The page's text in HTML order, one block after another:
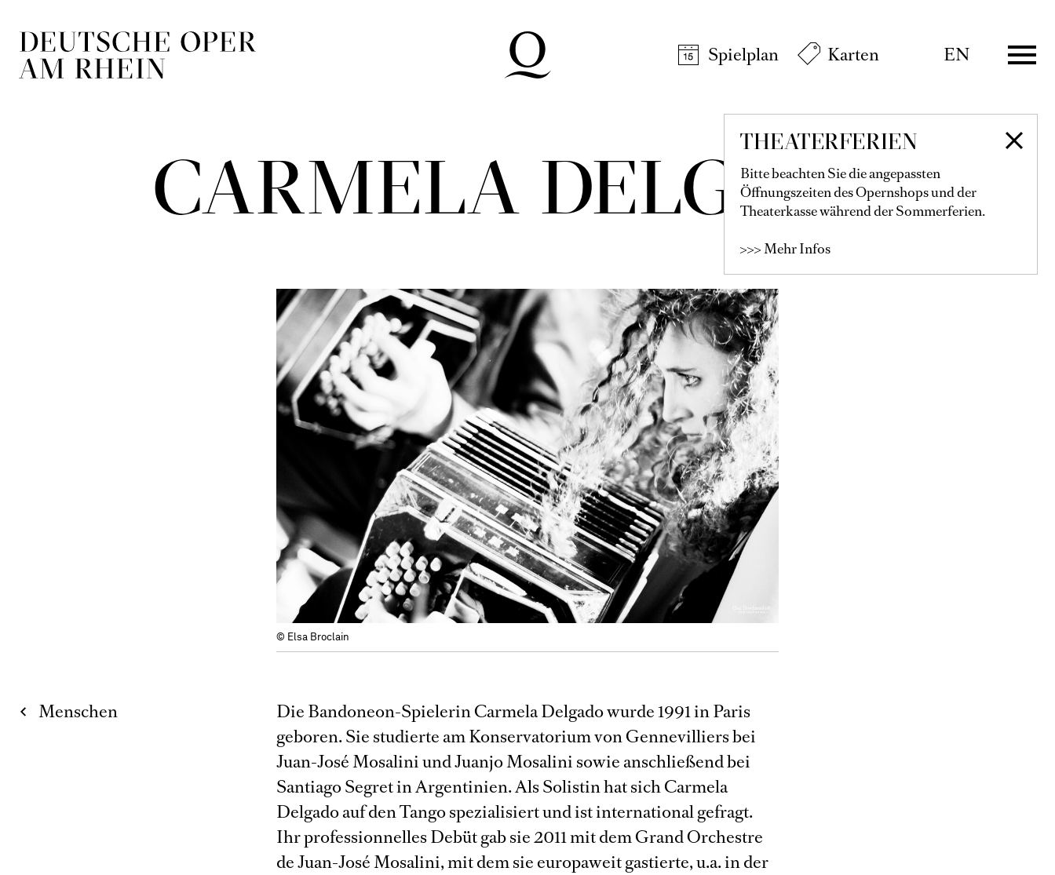
Spielplan
Karten EN
THEATERFERIEN
Bitte beachten Sie die angepassten
Öffnungszeiten des Opernshops und der
Theaterkasse während der Sommerferien.
>>> Mehr Infos
CARMELA DELGADO
© Elsa Broclain
Menschen
Die Bandoneon-Spielerin Carmela Delgado wurde 1991 in Paris
geboren. Sie studierte am Konservatorium von Gennevilliers bei
Juan-José Mosalini und Juanjo Mosalini sowie anschließend bei
Santiago Segret in Argentinien. Als Solistin hat sich Carmela
Delgado auf den Tango spezialisiert und ist international gefragt.
Ihr professionnelles Debüt gab sie 2011 mit dem Grand Orchestre
de Juan-José Mosalini, mit dem sie europaweit gastierte, u.a. in der